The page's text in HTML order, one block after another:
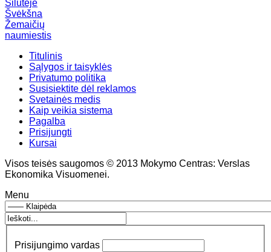
Šilutėje
Švėkšna
Žemaičių
naumiestis
Titulinis
Sąlygos ir taisyklės
Privatumo politika
Susisiektite dėl reklamos
Svetainės medis
Kaip veikia sistema
Pagalba
Prisijungti
Kursai
Visos teisės saugomos © 2013 Mokymo Centras: Verslas
Ekonomika Visuomenei.
Menu
Prisijungimo vardas